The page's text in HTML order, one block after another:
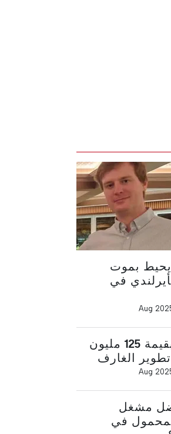
بموت
في
استثمار بقيمة 125 مليون
الغارف
مشغل
في